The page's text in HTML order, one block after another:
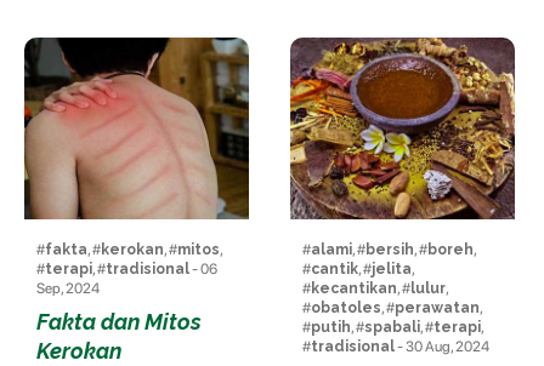
#fakta, #kerokan, #mitos,
#terapi, #tradisional- 06
Sep, 2024
Fakta dan Mitos
Kerokan
#alami, #bersih, #boreh,
#cantik, #jelita,
#kecantikan, #lulur,
#obatoles, #perawatan,
#putih, #spabali, #terapi,
#tradisional- 30 Aug, 2024